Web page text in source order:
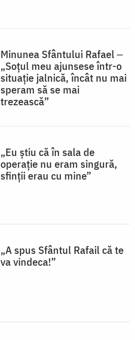
Minunea Sfântului Rafael ‒
„Soțul meu ajunsese într-o
situație jalnică, încât nu mai
speram să se mai
trezească”
„Eu știu că în sala de
operație nu eram singură,
sfinții erau cu mine”
„A spus Sfântul Rafail că te
va vindeca!”